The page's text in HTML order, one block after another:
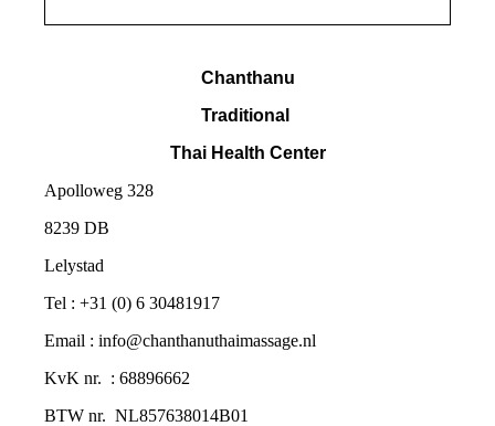
Chanthanu
Traditional
Thai Health Center
Apolloweg 328
8239 DB
Lelystad
Tel : +31 (0) 6 30481917
Email : info@chanthanuthaimassage.nl
KvK nr. : 68896662
BTW nr. NL857638014B01